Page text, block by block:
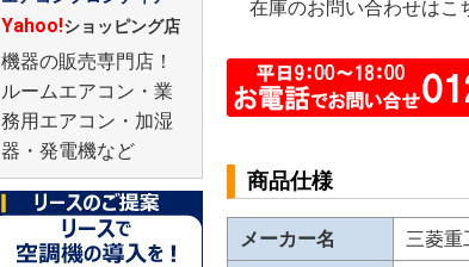
Yahoo!ショッピング店
機器の販売専門店！
ルームエアコン・業
務用エアコン・加湿
器・発電機など
在庫のお問い合わせはこ
商品仕様
メーカー名
三菱重